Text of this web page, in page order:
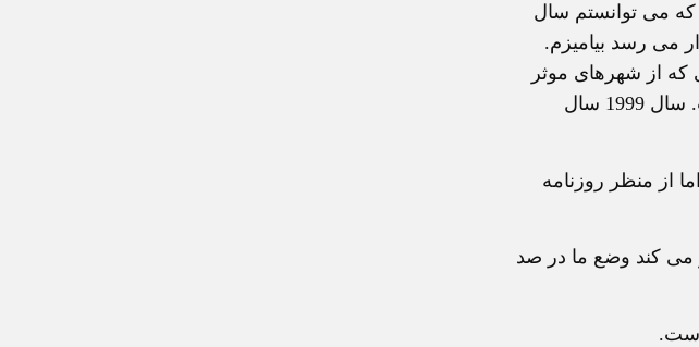
که می توانستم سال
می رسد بیامیزم.
که از شهرهای موثر
قرن بوده است و من در مهمترین رسانه اش کار می کردم. اما مساله طور دیگری پیش رفت. سال 1999 سال
از منظر روزنامه
می کند وضع ما در صد